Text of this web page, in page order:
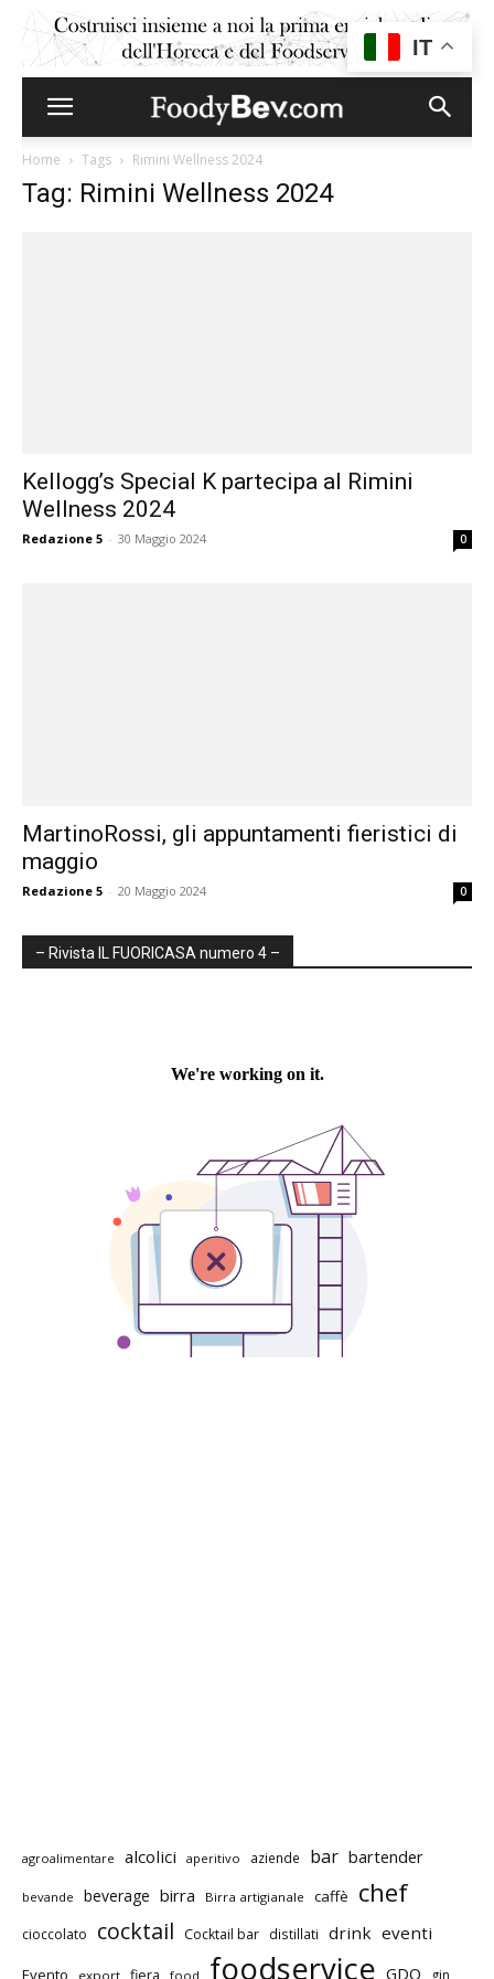
Home Tags Rimini Wellness 2024
Tag: Rimini Wellness 2024
Kellogg’s Special K partecipa al Rimini
Wellness 2024
Redazione 5 - 30 Maggio 2024 0
MartinoRossi, gli appuntamenti fieristici di
maggio
Redazione 5 - 20 Maggio 2024 0
– Rivista IL FUORICASA numero 4 –
agroalimentare alcolici aperitivo aziende bar bartender
bevande beverage birra Birra artigianale caffè chef
cioccolato cocktail Cocktail bar distillati drink eventi
Evento export fiera food foodservice GDO gin
IT